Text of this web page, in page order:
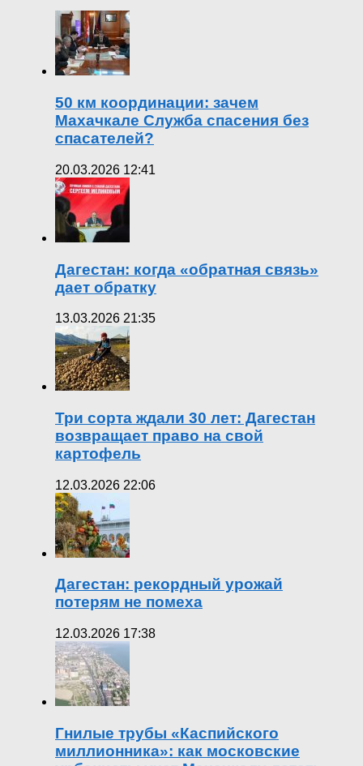
50 км координации: зачем
Махачкале Служба спасения без
спасателей?
20.03.2026 12:41
Дагестан: когда «обратная связь»
дает обратку
13.03.2026 21:35
Три сорта ждали 30 лет: Дагестан
возвращает право на свой
картофель
12.03.2026 22:06
Дагестан: рекордный урожай
потерям не помеха
12.03.2026 17:38
Гнилые трубы «Каспийского
миллионника»: как московские